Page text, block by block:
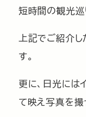
短時間の観光巡
上記でご紹介し
す。
更に、日光には
て映え写真を撮